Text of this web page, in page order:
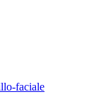
faciale